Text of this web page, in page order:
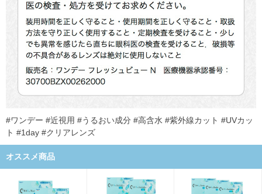
#ワンデー #近視用 #うるおい成分 #高含水 #紫外線カット #UVカッ
ト #1day #クリアレンズ
オススメ商品